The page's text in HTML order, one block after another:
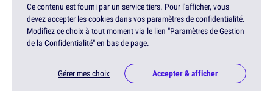
Ce contenu est fourni par un service tiers. Pour l'afficher, vous
devez accepter les cookies dans vos paramètres de confidentialité.
Modifiez ce choix à tout moment via le lien "Paramètres de Gestion
de la Confidentialité" en bas de page.
Gérer mes choix Accepter & afficher